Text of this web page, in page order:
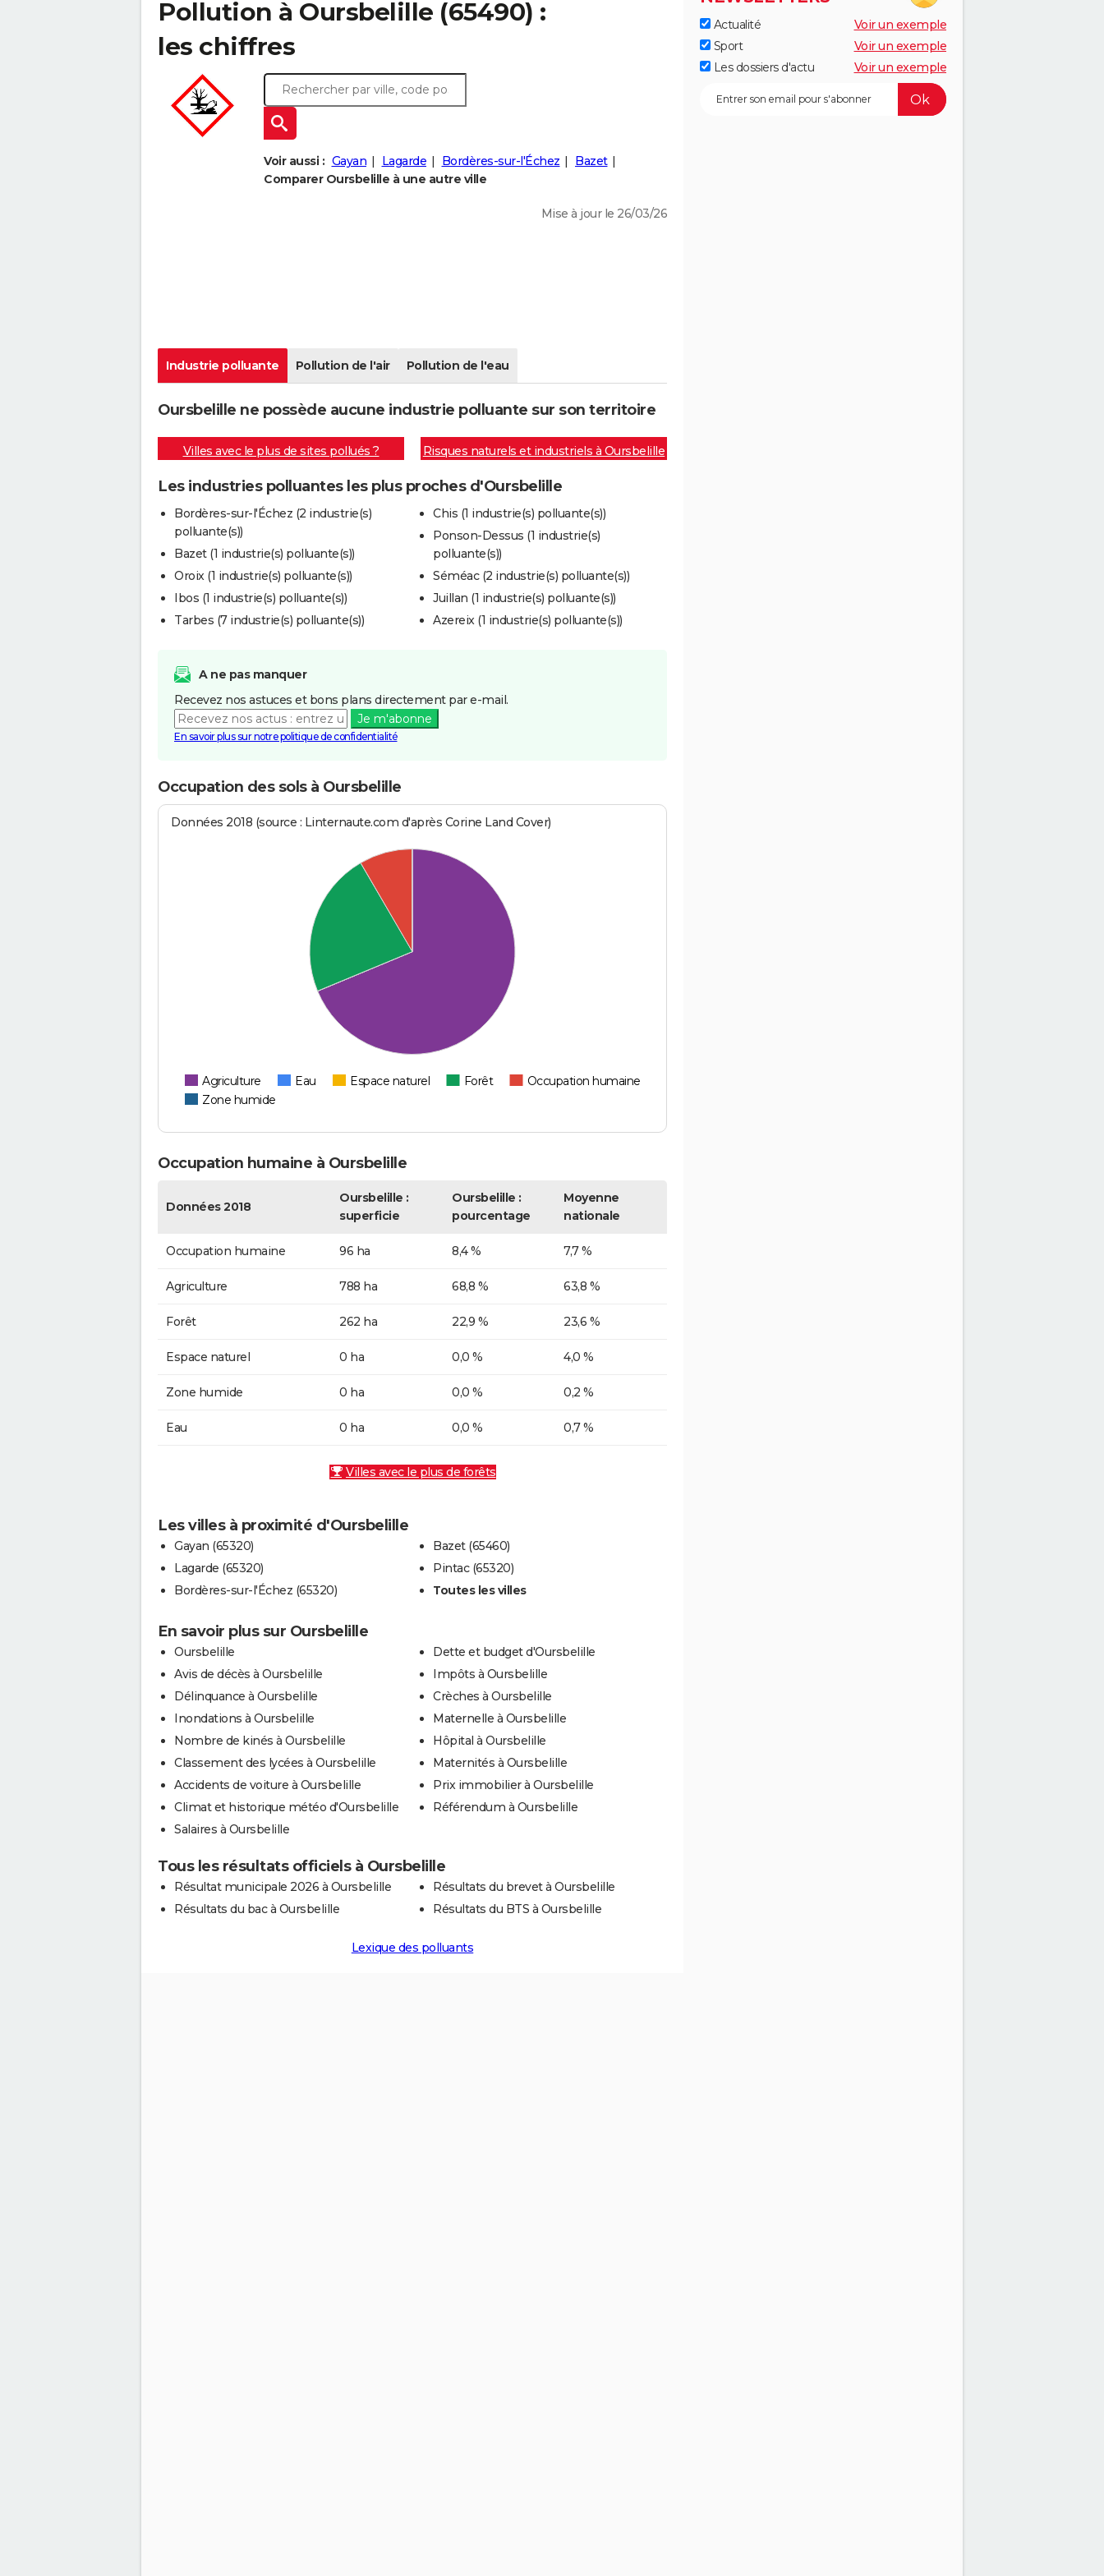
Pollution à Oursbelille (65490) :
les chiffres
Voir aussi : Gayan Lagarde Bordères-sur-l'Échez
Bazet
Comparer Oursbelille à une autre ville
Mise à jour le 26/03/26
Industrie polluante Pollution de l'air Pollution de l'eau
Oursbelille ne possède aucune industrie polluante sur son territoire
Villes avec le plus de sites pollués ? Risques naturels et industriels à Oursbelille
Les industries polluantes les plus proches d'Oursbelille
Bordères-sur-l'Échez (2 industrie(s)
polluante(s))
Bazet (1 industrie(s) polluante(s))
Oroix (1 industrie(s) polluante(s))
Ibos (1 industrie(s) polluante(s))
Tarbes (7 industrie(s) polluante(s))
Chis (1 industrie(s) polluante(s))
Ponson-Dessus (1 industrie(s)
polluante(s))
Séméac (2 industrie(s) polluante(s))
Juillan (1 industrie(s) polluante(s))
Azereix (1 industrie(s) polluante(s))
A ne pas manquer
Recevez nos astuces et bons plans directement par e-mail.
Je m'abonne
En savoir plus sur notre politique de confidentialité
Occupation des sols à Oursbelille
Données 2018 (source : Linternaute.com d'après Corine Land Cover)
Agriculture Eau Espace naturel Forêt
Occupation humaine
Zone humide
Occupation humaine à Oursbelille
Données 2018
Oursbelille :
superficie
Oursbelille :
pourcentage
Moyenne
nationale
Occupation humaine 96 ha 8,4 % 7,7 %
Agriculture 788 ha 68,8 % 63,8 %
Forêt 262 ha 22,9 % 23,6 %
Espace naturel 0 ha 0,0 % 4,0 %
Zone humide 0 ha 0,0 % 0,2 %
Eau 0 ha 0,0 % 0,7 %
Villes avec le plus de forêts
Les villes à proximité d'Oursbelille
Gayan (65320)
Lagarde (65320)
Bordères-sur-l'Échez (65320)
Bazet (65460)
Pintac (65320)
Toutes les villes
En savoir plus sur Oursbelille
Oursbelille
Avis de décès à Oursbelille
Délinquance à Oursbelille
Inondations à Oursbelille
Nombre de kinés à Oursbelille
Classement des lycées à Oursbelille
Accidents de voiture à Oursbelille
Climat et historique météo d'Oursbelille
Salaires à Oursbelille
Dette et budget d'Oursbelille
Impôts à Oursbelille
Crèches à Oursbelille
Maternelle à Oursbelille
Hôpital à Oursbelille
Maternités à Oursbelille
Prix immobilier à Oursbelille
Référendum à Oursbelille
Tous les résultats officiels à Oursbelille
Résultat municipale 2026 à Oursbelille
Résultats du bac à Oursbelille
Résultats du brevet à Oursbelille
Résultats du BTS à Oursbelille
Lexique des polluants
Actualité
Voir un exemple
Sport
Voir un exemple
Les dossiers d'actu
Voir un exemple